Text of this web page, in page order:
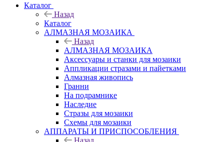
Каталог
Назад
Каталог
АЛМАЗНАЯ МОЗАИКА
Назад
АЛМАЗНАЯ МОЗАИКА
Аксессуары и станки для мозаики
Аппликации стразами и пайетками
Алмазная живопись
Гранни
На подрамнике
Наследие
Стразы для мозаики
Схемы для мозаики
АППАРАТЫ И ПРИСПОСОБЛЕНИЯ
Назад